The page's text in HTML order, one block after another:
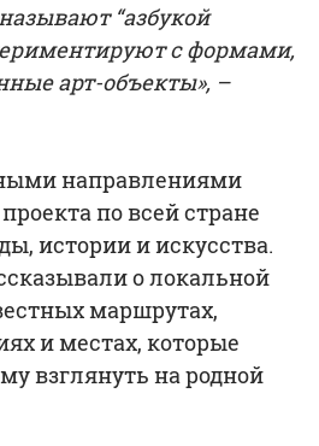
“азбукой
с формами,
арт-объекты», –
направлениями
по всей стране
истории и искусства.
о локальной
маршрутах,
и местах, которые
взглянуть на родной